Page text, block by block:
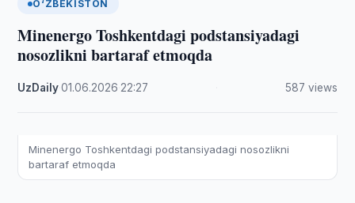
O‘ZBEKISTON
Minenergo Toshkentdagi podstansiyadagi
nosozlikni bartaraf etmoqda
UzDaily·01.06.2026 22:27 587 views
Minenergo Toshkentdagi podstansiyadagi nosozlikni
bartaraf etmoqda